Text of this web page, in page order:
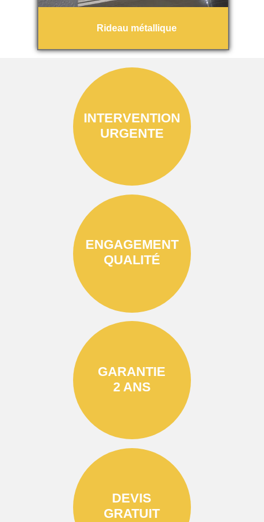
Rideau métallique
INTERVENTION
URGENTE
ENGAGEMENT
QUALITÉ
GARANTIE
2 ANS
DEVIS
GRATUIT